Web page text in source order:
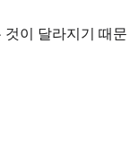
이 달라지기 때문